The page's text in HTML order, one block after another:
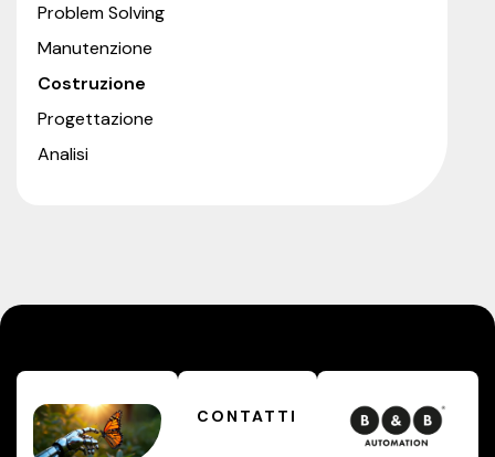
Problem Solving
Manutenzione
Costruzione
Progettazione
Analisi
CONTATTI